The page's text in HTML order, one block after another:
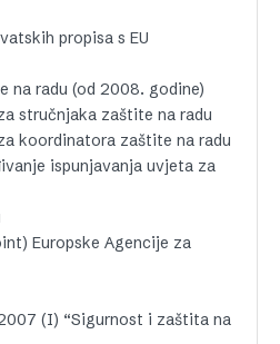
propisa s EU
na radu (od 2008. godine)
stručnjaka zaštite na radu
koordinatora zaštite na radu
ispunjavanja uvjeta za
Europske Agencije za
(I) “Sigurnost i zaštita na